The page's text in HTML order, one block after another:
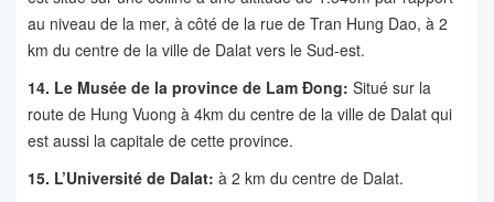
au niveau de la mer, à côté de la rue de Tran Hung Dao, à 2
km du centre de la ville de Dalat vers le Sud-est.
14. Le Musée de la province de Lam Đong: Situé sur la
route de Hung Vuong à 4km du centre de la ville de Dalat qui
est aussi la capitale de cette province.
15. L’Université de Dalat: à 2 km du centre de Dalat.